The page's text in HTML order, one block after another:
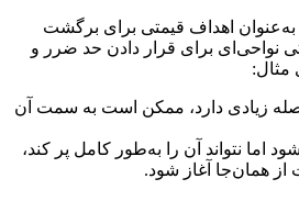
به‌عنوان اهداف قیمتی برای برگشت
نواحی‌ای برای قرار دادن حد ضرر و
مثال:
زیادی دارد، ممکن است به سمت آن
اما نتواند آن را به‌طور کامل پر کند،
همان‌جا آغاز شود.